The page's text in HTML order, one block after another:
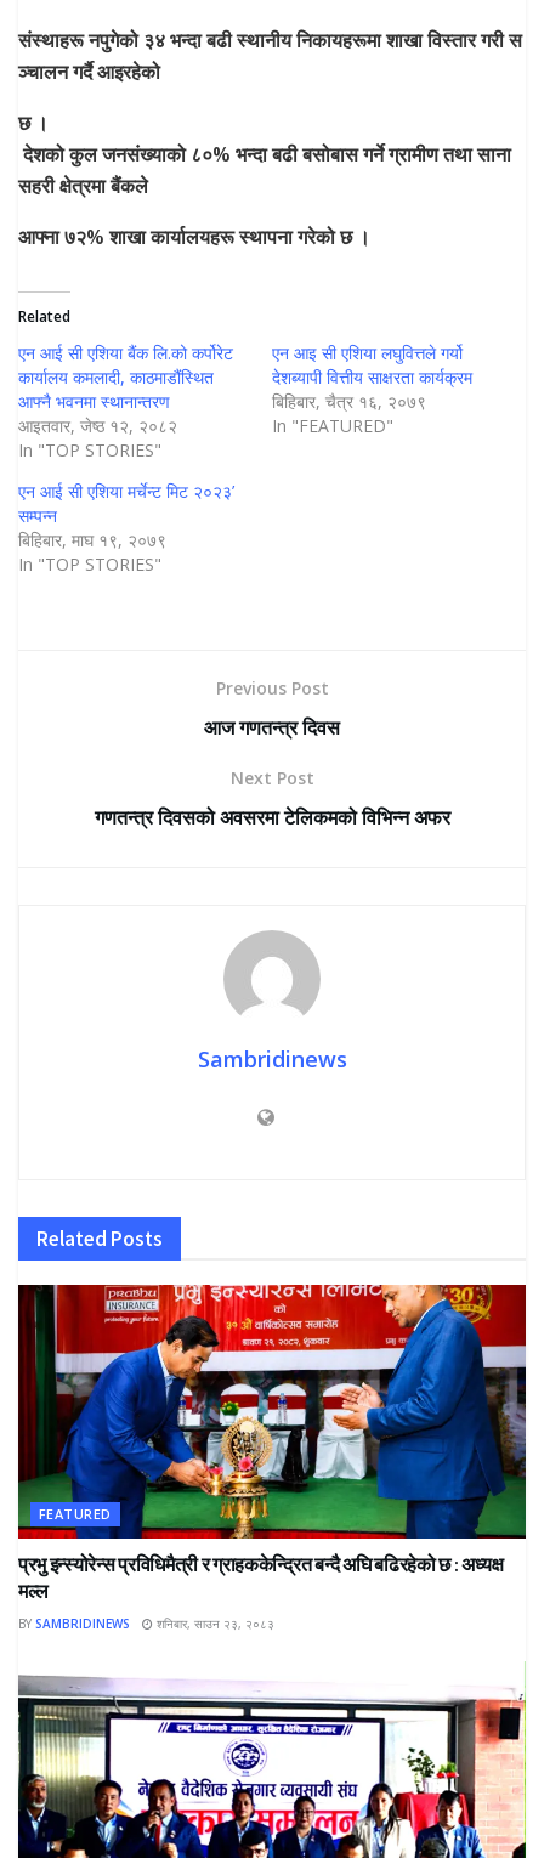
संस्थाहरूनपुगेको ३४भन्दाबढीस्थानीयनिकायहरूमाशाखाविस्तारगरीस
ञ्चालनगर्दैआइरहेको
छ ।
देशकोकुलजनसंख्याको ८०% भन्दाबढीबसोबासगर्नेग्रामीणतथासाना
सहरीक्षेत्रमाबैंकले
आफ्ना७२%शाखाकार्यालयहरूस्थापनागरेकोछ ।
Related
एन आई सी एशिया बैंक लि.को कर्पोरेट
कार्यालय कमलादी, काठमाडौंस्थित
आफ्नै भवनमा स्थानान्तरण
आइतवार, जेष्ठ १२, २०८२
In "TOP STORIES"
एन आइ सी एशिया लघुवित्तले गर्यो
देशब्यापी वित्तीय साक्षरता कार्यक्रम
बिहिबार, चैत्र १६, २०७९
In "FEATURED"
एन आई सी एशिया मर्चेन्ट मिट २०२३’
सम्पन्न
बिहिबार, माघ १९, २०७९
In "TOP STORIES"
Previous Post
आज गणतन्त्र दिवस
Next Post
गणतन्त्र दिवसको अवसरमा टेलिकमको विभिन्न अफर
Sambridinews
Related Posts
FEATURED
प्रभु इन्स्योरेन्स प्रविधिमैत्री र ग्राहककेन्द्रित बन्दै अघि बढिरहेको छ : अध्यक्ष
मल्ल
BY SAMBRIDINEWS शनिबार, साउन २३, २०८३